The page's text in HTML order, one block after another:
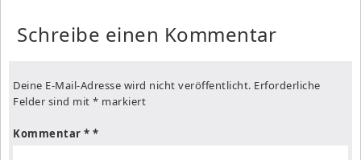
Schreibe einen Kommentar
Deine E-Mail-Adresse wird nicht veröffentlicht. Erforderliche
Felder sind mit * markiert
Kommentar *